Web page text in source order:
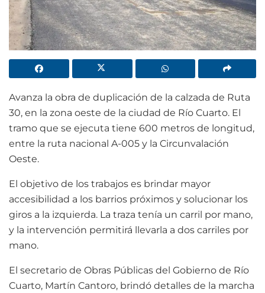
Avanza la obra de duplicación de la calzada de Ruta
30, en la zona oeste de la ciudad de Río Cuarto. El
tramo que se ejecuta tiene 600 metros de longitud,
entre la ruta nacional A-005 y la Circunvalación
Oeste.
El objetivo de los trabajos es brindar mayor
accesibilidad a los barrios próximos y solucionar los
giros a la izquierda. La traza tenía un carril por mano,
y la intervención permitirá llevarla a dos carriles por
mano.
El secretario de Obras Públicas del Gobierno de Río
Cuarto, Martín Cantoro, brindó detalles de la marcha